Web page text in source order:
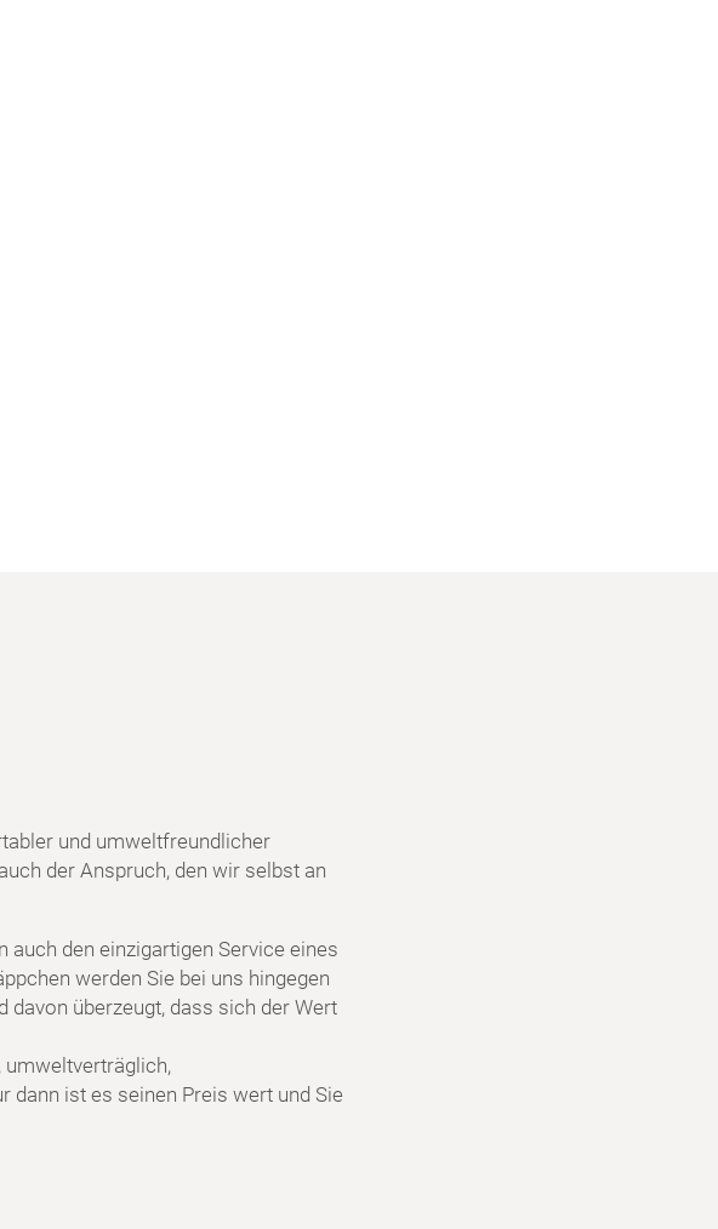
und umweltfreundlicher
der Anspruch, den wir selbst an
auch den einzigartigen Service eines
werden Sie bei uns hingegen
davon überzeugt, dass sich der Wert
umweltverträglich,
dann ist es seinen Preis wert und Sie